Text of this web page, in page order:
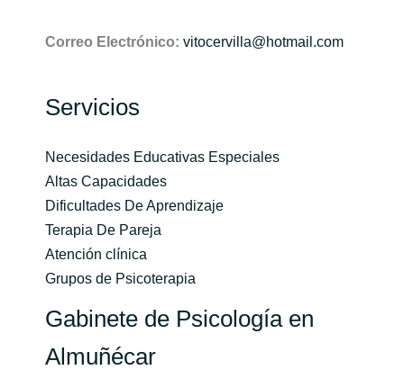
Correo Electrónico: vitocervilla@hotmail.com
Servicios
Necesidades Educativas Especiales
Altas Capacidades
Dificultades De Aprendizaje
Terapia De Pareja
Atención clínica
Grupos de Psicoterapia
Gabinete de Psicología en
Almuñécar